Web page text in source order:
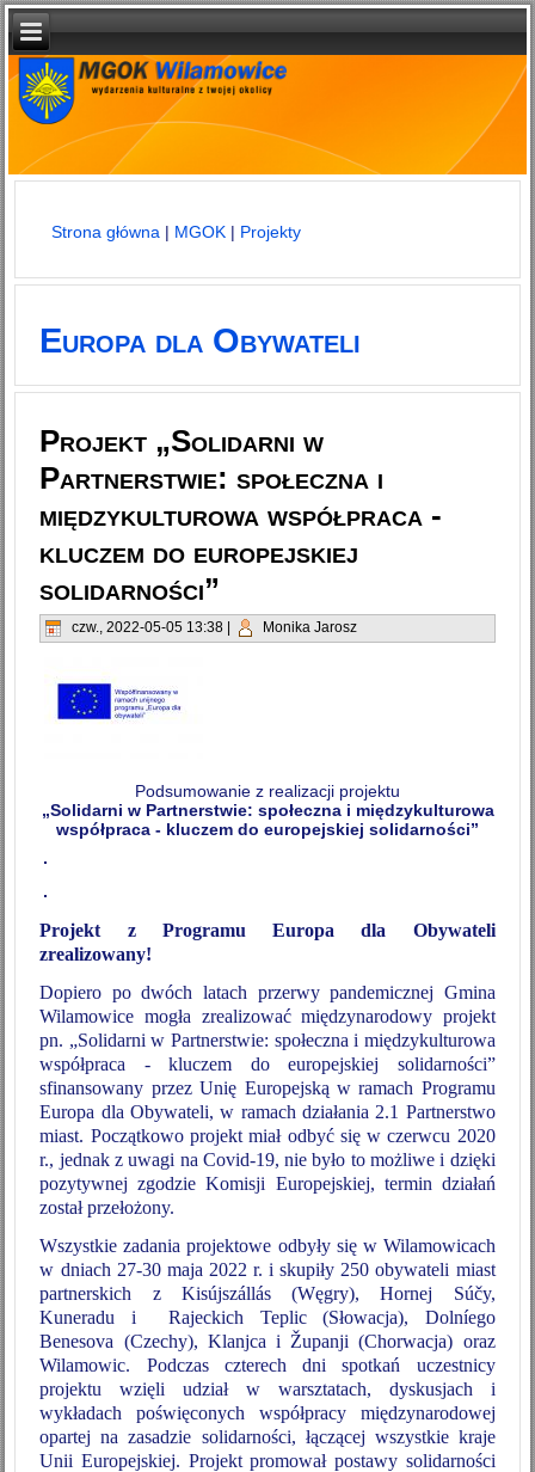
Jesteś tutaj
Strona główna | MGOK | Projekty
Europa dla Obywateli
Projekt „Solidarni w
Partnerstwie: społeczna i
międzykulturowa współpraca -
kluczem do europejskiej
solidarności”
czw., 2022-05-05 13:38 Monika Jarosz
Podsumowanie z realizacji projektu
„Solidarni w Partnerstwie: społeczna i międzykulturowa
współpraca - kluczem do europejskiej solidarności”
Projekt z Programu Europa dla Obywateli
zrealizowany!
Dopiero po dwóch latach przerwy pandemicznej Gmina
Wilamowice mogła zrealizować międzynarodowy projekt
pn. „Solidarni w Partnerstwie: społeczna i międzykulturowa
współpraca - kluczem do europejskiej solidarności”
sfinansowany przez Unię Europejską w ramach Programu
Europa dla Obywateli, w ramach działania 2.1 Partnerstwo
miast. Początkowo projekt miał odbyć się w czerwcu 2020
r., jednak z uwagi na Covid-19, nie było to możliwe i dzięki
pozytywnej zgodzie Komisji Europejskiej, termin działań
został przełożony.
Wszystkie zadania projektowe odbyły się w Wilamowicach
w dniach 27-30 maja 2022 r. i skupiły 250 obywateli miast
partnerskich z Kisújszállás (Węgry), Hornej Súčy,
Kuneradu i Rajeckich Teplic (Słowacja), Dolníego
Benesova (Czechy), Klanjca i Županji (Chorwacja) oraz
Wilamowic. Podczas czterech dni spotkań uczestnicy
projektu wzięli udział w warsztatach, dyskusjach i
wykładach poświęconych współpracy międzynarodowej
opartej na zasadzie solidarności, łączącej wszystkie kraje
Unii Europejskiej. Projekt promował postawy solidarności